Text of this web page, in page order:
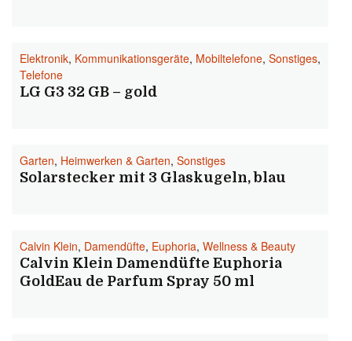
Elektronik, Kommunikationsgeräte, Mobiltelefone, Sonstiges,
Telefone
LG G3 32 GB – gold
Garten, Heimwerken & Garten, Sonstiges
Solarstecker mit 3 Glaskugeln, blau
Calvin Klein, Damendüfte, Euphoria, Wellness & Beauty
Calvin Klein Damendüfte Euphoria
GoldEau de Parfum Spray 50 ml